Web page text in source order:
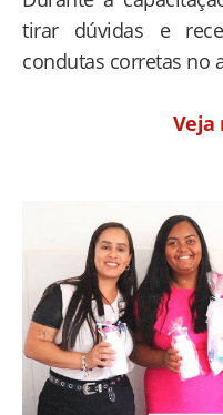
tirar dúvidas e
condutas corretas no
Veja